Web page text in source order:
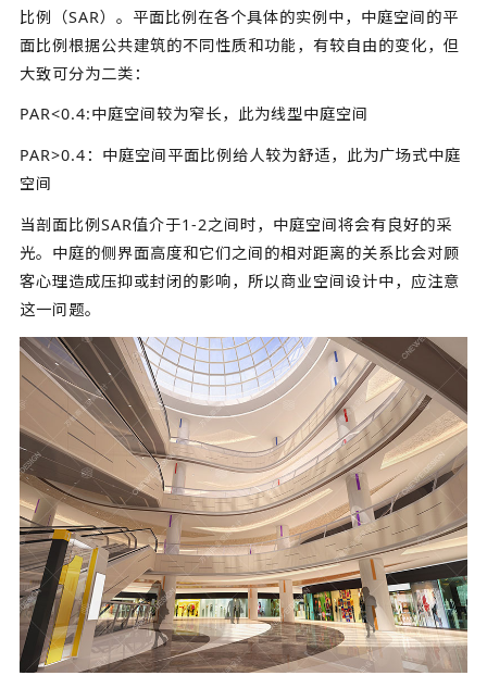
比例（SAR）。平面比例在各个具体的实例中，中庭空间的平
面比例根据公共建筑的不同性质和功能，有较自由的变化，但
大致可分为二类：
PAR<0.4:中庭空间较为窄长，此为线型中庭空间
PAR>0.4：中庭空间平面比例给人较为舒适，此为广场式中庭
空间
当剖面比例SAR值介于1-2之间时，中庭空间将会有良好的采
光。中庭的侧界面高度和它们之间的相对距离的关系比会对顾
客心理造成压抑或封闭的影响，所以商业空间设计中，应注意
这一问题。